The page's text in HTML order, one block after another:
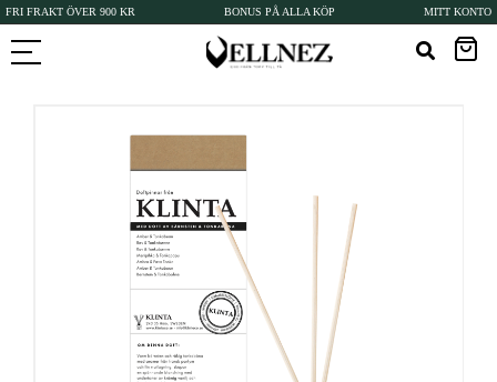
FRI FRAKT ÖVER 900 KR BONUS PÅ ALLA KÖP MITT KONTO